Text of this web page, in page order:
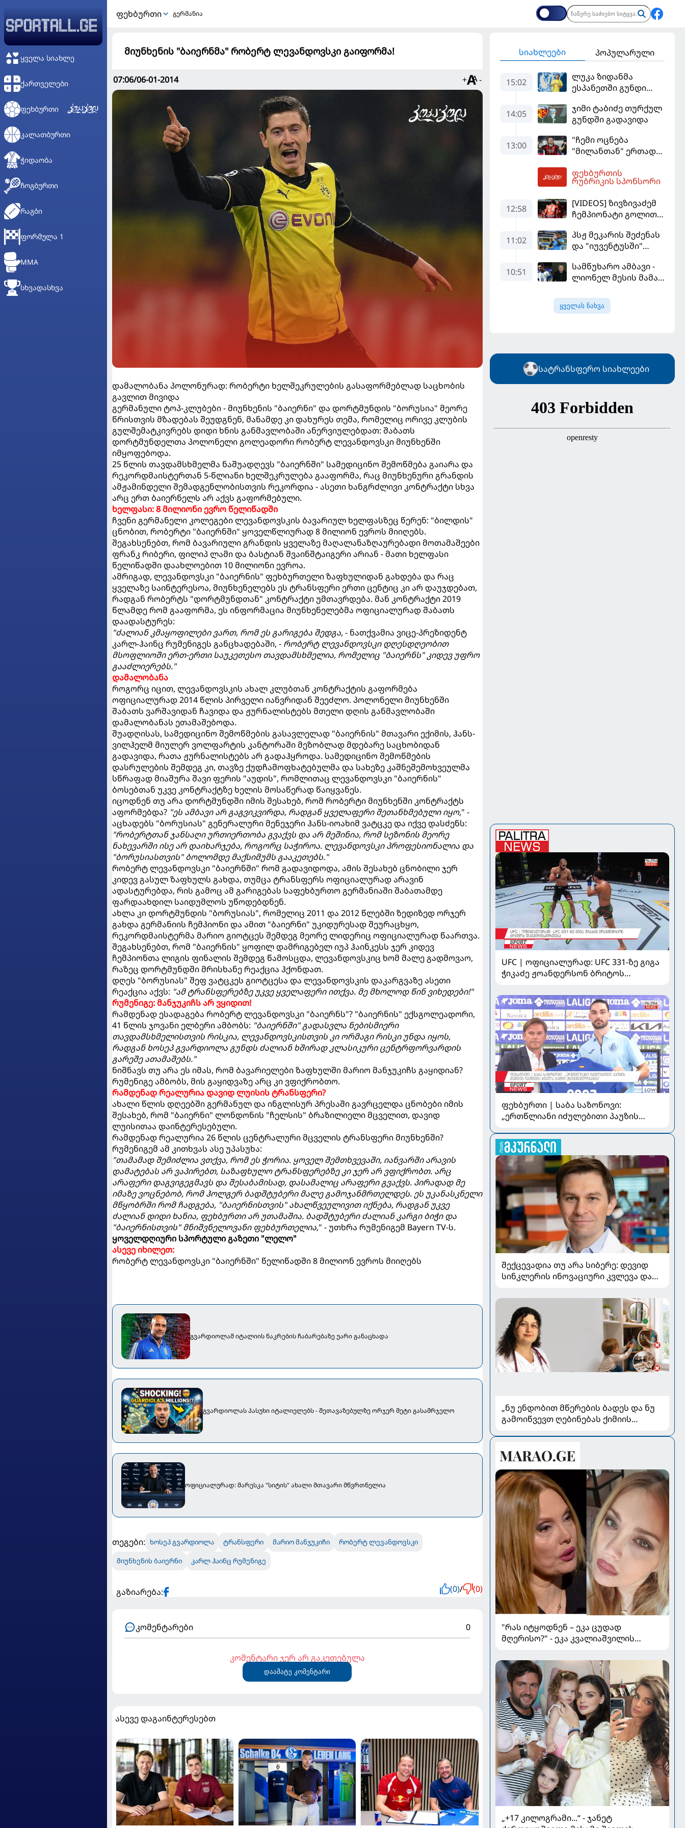
ᲧᲕᲔᲚᲐ ᲡᲘᲐᲮᲚᲔ
ᲥᲐᲠᲗᲕᲔᲚᲔᲑᲘ
ᲤᲔᲮᲑᲣᲠᲗᲘ
ᲙᲐᲚᲐᲗᲑᲣᲠᲗᲘ
ᲭᲘᲓᲐᲝᲑᲐ
ᲩᲝᲒᲑᲣᲠᲗᲘ
ᲠᲐᲒᲑᲘ
ᲤᲝᲠᲛᲣᲚᲐ 1
MMA
ᲡᲮᲕᲐᲓᲐᲡᲮᲕᲐ
ᲤᲔᲮᲑᲣᲠᲗᲘ გერმანია
მიუნხენის "ბაიერნმა" რობერტ ლევანდოვსკი გაიფორმა!
07:06/06-01-2014 + -
დამალობანა პოლონურად: რობერტი ხელშეკრულების გასაფორმებლად საცხობის
გავლით მივიდა
გერმანული ტოპ-კლუბები - მიუნხენის "ბაიერნი" და დორტმუნდის "ბორუსია" მეორე
წრისთვის მზადებას შეუდგნენ, მანამდე კი დახურეს თემა, რომელიც ორივე კლუბის
გულშემატკივრებს დიდი ხნის განმავლობაში ანერვიულებდათ: შაბათს
დორტმუნდელთა პოლონელი გოლეადორი რობერტ ლევანდოვსკი მიუნხენში
იმყოფებოდა.
25 წლის თავდამსხმელმა ნაშუადღევს "ბაიერნში" სამედიცინო შემოწმება გაიარა და
რეკორდმაისტერთან 5-წლიანი ხელშეკრულება გააფორმა, რაც მიუნხენური გრანდის
ამჟამინდელი შემადგენლობისთვის რეკორდია - ასეთი ხანგრძლივი კონტრაქტი სხვა
არც ერთ ბაიერნელს არ აქვს გაფორმებული.
ხელფასი: 8 მილიონი ევრო წელიწადში
ჩვენი გერმანელი კოლეგები ლევანდოვსკის ბავარიულ ხელფასზეც წერენ: "ბილდის"
ცნობით, რობერტი "ბაიერნში" ყოველწლიურად 8 მილიონ ევროს მიიღებს.
შეგახსენებთ, რომ ბავარიული გრანდის ყველაზე მაღალანაზღაურებადი მოთამაშეები
ფრანკ რიბერი, ფილიპ ლამი და ბასტიან შვაინშტაიგერი არიან - მათი ხელფასი
წელიწადში დაახლოებით 10 მილიონი ევროა.
ამრიგად, ლევანდოვსკი "ბაიერნის" ფეხბურთელი ზაფხულიდან გახდება და რაც
ყველაზე საინტერესოა, მიუნხენელებს ეს ტრანსფერი ერთი ცენტიც კი არ დაუჯდებათ,
რადგან რობერტს "დორტმუნდთან" კონტრაქტი უმთავრდება. მან კონტრაქტი 2019
წლამდე რომ გააფორმა, ეს ინფორმაცია მიუნხენელებმა ოფიციალურად შაბათს
დაადასტურეს:
"ძალიან კმაყოფილები ვართ, რომ ეს გარიგება შედგა, - ნათქვამია ვიცე-პრეზიდენტ
კარლ-ჰაინც რუმენიგეს განცხადებაში, - რობერტ ლევანდოვსკი დღესდღეობით
მსოფლიოში ერთ-ერთი საუკეთესო თავდამსხმელია, რომელიც "ბაიერნს" კიდევ უფრო
გააძლიერებს."
დამალობანა
როგორც იცით, ლევანდოვსკის ახალ კლუბთან კონტრაქტის გაფორმება
ოფიციალურად 2014 წლის პირველი იანვრიდან შეეძლო. პოლონელი მიუნხენში
შაბათს ვარშავიდან ჩავიდა და ჟურნალისტებს მთელი დღის განმავლობაში
დამალობანას ეთამაშებოდა.
შუადღისას, სამედიცინო შემოწმების გასავლელად "ბაიერნის" მთავარი ექიმის, ჰანს-
ვილჰელმ მიულერ ვოლფარტის კანტორაში მეზობლად მდებარე საცხობიდან
გადავიდა, რათა ჟურნალისტებს არ გადაჰყროდა. სამედიცინო შემოწმების
დასრულების შემდეგ კი, თავზე ქუდჩამოფხატებულმა და სახეზე კაშნეშემოხვეულმა
სწრაფად მიაშურა შავი ფერის "აუდის", რომლითაც ლევანდოვსკი "ბაიერნის"
ბოსებთან უკვე კონტრაქტზე ხელის მოსაწერად წაიყვანეს.
იცოდნენ თუ არა დორტმუნდში იმის შესახებ, რომ რობერტი მიუნხენში კონტრაქტს
აფორმებდა? "ეს ამბავი არ გაგვიკვირდა, რადგან ყველაფერი შეთანხმებული იყო," -
აცხადებს "ბორუსიას" გენერალური მენეჯერი ჰანს-იოახიმ ვატცკე და იქვე დასძენს:
"რობერტთან ჯანსაღი ურთიერთობა გვაქვს და არ მეშინია, რომ სეზონის მეორე
ნახევარში ისე არ დაიხარჯება, როგორც საჭიროა. ლევანდოვსკი პროფესიონალია და
"ბორუსიასთვის" ბოლომდე მაქსიმუმს გააკეთებს."
რობერტ ლევანდოვსკი "ბაიერნში" რომ გადავიდოდა, ამის შესახებ ცნობილი ჯერ
კიდევ გასულ ზაფხულს გახდა, თუმცა ტრანსფერს ოფიციალურად არავინ
ადასტურებდა, რის გამოც ამ გარიგებას საფეხბურთო გერმანიაში შაბათამდე
ფარდაახდილ საიდუმლოს უწოდებდნენ.
ახლა კი დორტმუნდის "ბორუსიას", რომელიც 2011 და 2012 წლებში ზედიზედ ორჯერ
გახდა გერმანიის ჩემპიონი და ამით "ბაიერნი" უკიდურესად შეურაცხყო,
რეკორდმაისტერმა მარიო გიოტცეს შემდეგ მეორე ლიდერიც ოფიციალურად წაართვა.
შეგახსენებთ, რომ "ბაიერნის" ყოფილ დამრიგებელ იუპ ჰაინკესს ჯერ კიდევ
ჩემპიონთა ლიგის ფინალის შემდეგ წამოსცდა, ლევანდოვსკიც ხომ მალე გადმოვაო,
რაზეც დორტმუნდში მრისხანე რეაქცია ჰქონდათ.
დღეს "ბორუსიას" შეფ ვატცკეს გიოტცესა და ლევანდოვსკის დაკარგვაზე ასეთი
რეაქცია აქვს: "ამ ტრანსფერებზე უკვე ყველაფერი ითქვა. მე მხოლოდ წინ ვიხედები!"
რუმენიგე: მანჯუკიჩს არ ვყიდით!
რამდენად ესადაგება რობერტ ლევანდოვსკი "ბაიერნს"? "ბაიერნის" ექსგოლეადორი,
41 წლის ჯოვანი ელბერი ამბობს: "ბაიერნში" გადასვლა ნებისმიერი
თავდამსხმელისთვის რისკია, ლევანდოვსკისთვის კი ორმაგი რისკი უნდა იყოს,
რადგან ხოსეპ გვარდიოლა გუნდს ძალიან ხშირად კლასიკური ცენტრფორვარდის
გარეშე ათამაშებს."
ნიშნავს თუ არა ეს იმას, რომ ბავარიელები ზაფხულში მარიო მანჯუკიჩს გაყიდიან?
რუმენიგე ამბობს, მის გაყიდვაზე არც კი ვფიქრობთო.
რამდენად რეალურია დავიდ ლუისის ტრანსფერი?
ახალი წლის დღეებში გერმანულ და ინგლისურ პრესაში გავრცელდა ცნობები იმის
შესახებ, რომ "ბაიერნი" ლონდონის "ჩელსის" ბრაზილიელი მცველით, დავიდ
ლუისითაა დაინტერესებული.
რამდენად რეალურია 26 წლის ცენტრალური მცველის ტრანსფერი მიუნხენში?
რუმენიგემ ამ კითხვას ასე უპასუხა:
"თამამად შემიძლია ვთქვა, რომ ეს ჭორია. ყოველ შემთხვევაში, იანვარში არავის
დამატებას არ ვაპირებთ, საზაფხულო ტრანსფერებზე კი ჯერ არ ვფიქრობთ. არც
არაფერი დაგვიგეგმავს და შესაბამისად, დასამალიც არაფერი გვაქვს. პირადად მე
იმაზე ვოცნებობ, რომ ჰოლგერ ბადშტუბერი მალე გამოჯანმრთელდეს. ეს უკანასკნელი
მწყობრში რომ ჩადგება, "ბაიერნისთვის" ახალწვეულივით იქნება, რადგან უკვე
ძალიან დიდი ხანია, ფეხბურთი არ უთამაშია. ბადშტუბერი ძალიან კარგი ბიჭი და
"ბაიერნისთვის" მნიშვნელოვანი ფეხბურთელია," - უთხრა რუმენიგემ Bayern TV-ს.
ყოველდღიური სპორტული გაზეთი "ლელო"
ასევე იხილეთ:
რობერტ ლევანდოვსკი "ბაიერნში" წელიწადში 8 მილიონ ევროს მიიღებს
გვარდიოლამ იტალიის ნაკრების ჩაბარებაზე უარი განაცხადა
გვარდიოლას პასუხი იტალიელებს - შეთავაზებულზე ორჯერ მეტი გასამრჯელო
ოფიციალურად: მარესკა "სიტის" ახალი მთავარი მწვრთნელია
თეგები: ხოსეპ გვარდიოლა ტრანსფერი მარიო მანჯუკიჩი რობერტ ლევანდოვსკი
მიუნხენის ბაიერნი კარლ ჰაინც რუმენიგე
გაზიარება: (0)/ (0)
კომენტარები 0
კომენტარი ჯერ არ გაკეთებულა
დაამატე კომენტარი
ასევე დაგაინტერესებთ
სიახლეები პოპულარული
15:02
ლუკა ზიდანმა
ესპანეთში გუნდი
14:05
ჯიმი ტაბიძე თურქულ
გუნდში გადავიდა
13:00
"ჩემი ოცნება
"მილანთან" ერთად
მოდრიჩმა
"როსონერიში" თავის
ფეხბურთის
რუბრიკის სპონსორი
12:58
[VIDEOS] ზივზივაძემ
ჩემპიონატი გოლით,
გამარჯვებით დაიწყო
11:02
პსჟ მეკარის შეძენას
და "იუვენტუსში"
აპირებს
10:51
სამწუხარო ამბავი -
ლიონელ მესის მამა
გარდაიცვალა
ყველას ნახვა
სატრანსფერო სიახლეები
UFC | ოფიციალურად: UFC 331-ზე გიგა
ჭიკაძე ჟოანდერსონ ბრიტოს
ფეხბურთი | საბა საზონოვი:
„ერთწლიანი იძულებითი პაუზის
მნიშვნელოვანია“
შექცევადია თუ არა სიბერე: დევიდ
სინკლერის ინოვაციური კვლევა და
„ნუ ენდობით მწერების ბადეს და ნუ
გამოიწვევთ ღებინებას ქიმიის
პედიატრ სალომე ახვლედიანის
რჩევები
"რას იტყოდნენ – ეკა ცუდად
მღერისო?" - ეკა კვალიაშვილის
რთულ პერიოდზე
„+17 კილოგრამი...“ - ჯანეტ